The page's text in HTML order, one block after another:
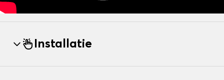
Installatie